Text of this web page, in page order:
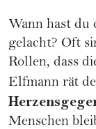
Wann hast
gelacht? Oft
Rollen, dass
Elfmann rät
Menschen